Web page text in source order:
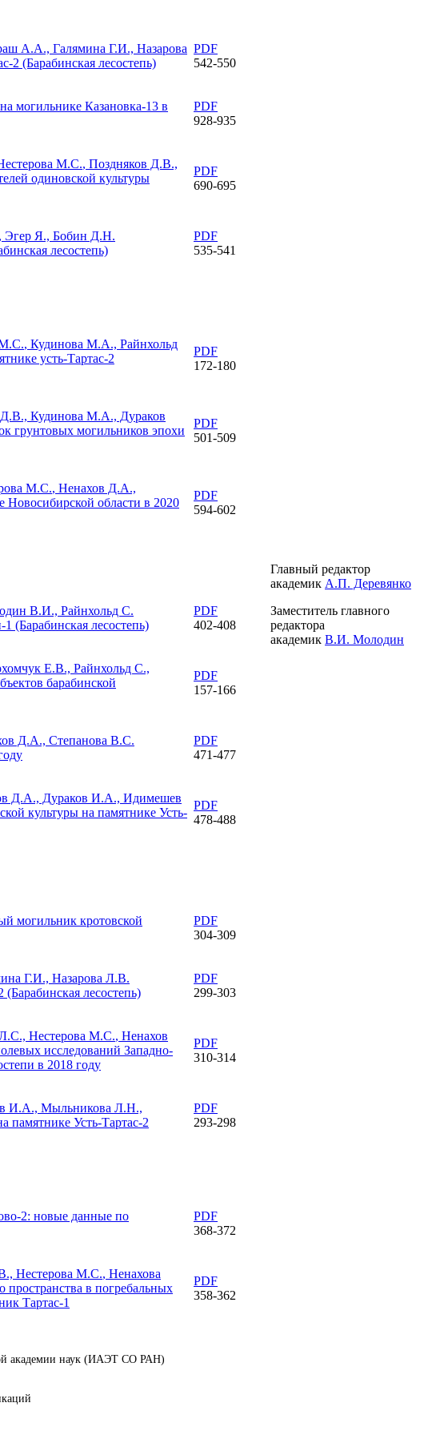
А.А., Галямина Г.И., Назарова
2 (Барабинская лесостепь)
PDF
542-550
могильнике Казановка-13 в
PDF
928-935
М.С., Поздняков Д.В.,
одиновской культуры
PDF
690-695
Эгер Я., Бобин Д.Н.
лесостепь)
PDF
535-541
М.С., Кудинова М.А., Райнхольд
усть-Тартас-2
PDF
172-180
Кудинова М.А., Дураков
грунтовых могильников эпохи
PDF
501-509
М.С., Ненахов Д.А.,
Новосибирской области в 2020
PDF
594-602
В.И., Райнхольд С.
(Барабинская лесостепь)
PDF
402-408
Е.В., Райнхольд С.,
барабинской
PDF
157-166
Д.А., Степанова В.С.
PDF
471-477
Д.А., Дураков И.А., Идимешев
культуры на памятнике Усть-
PDF
478-488
могильник кротовской
PDF
304-309
Г.И., Назарова Л.В.
лесостепь)
PDF
299-303
Нестерова М.С., Ненахов
исследований Западно-
в 2018 году
PDF
310-314
И.А., Мыльникова Л.Н.,
памятнике Усть-Тартас-2
PDF
293-298
2: новые данные по
PDF
368-372
Нестерова М.С., Ненахова
пространства в погребальных
Тартас-1
PDF
358-362
Главный редактор
академик А.П. Деревянко
Заместитель главного
редактора
академик В.И. Молодин
академии наук (ИАЭТ СО РАН)